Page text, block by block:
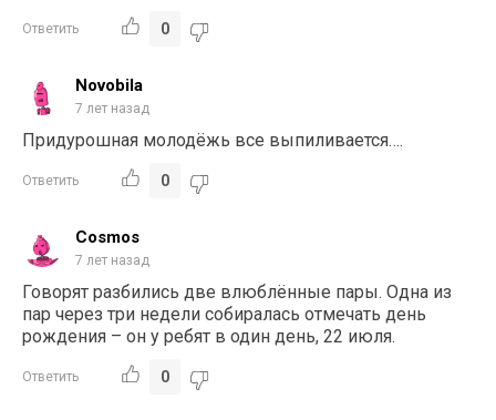
Ответить 0
Novobila
7 лет назад
Придурошная молодёжь все выпиливается….
Ответить 0
Cosmos
7 лет назад
Говорят разбились две влюблённые пары. Одна из
пар через три недели собиралась отмечать день
рождения – он у ребят в один день, 22 июля.
Ответить 0